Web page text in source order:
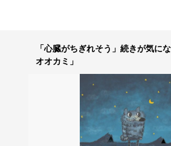
「心臓がちぎれそう」続きが気に
オオカミ」